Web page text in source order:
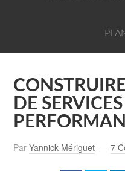
DE SERVICES
ParYannick Mériguet 7